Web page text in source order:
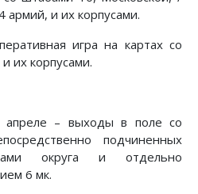
и их корпусами.
игра на картах со
их корпусами.
– выходы в поле со
подчиненных
округа и отдельно
6 мк.